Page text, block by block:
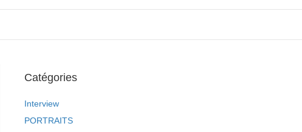
Catégories
Interview
PORTRAITS